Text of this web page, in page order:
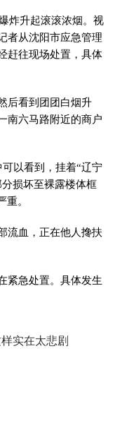
炸升起滚滚浓烟。视
者从沈阳市应急管理
赶往现场处置，具体
后看到团团白烟升
南六马路附近的商户
以看到，挂着“辽宁
损坏至裸露楼体框
。
流血，正在他人搀扶
紧急处置。具体发生
实在太悲剧